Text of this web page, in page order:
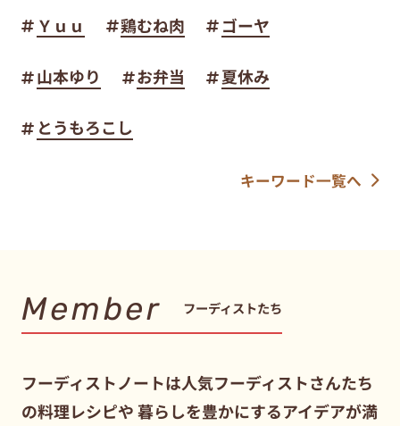
Ｙｕｕ 鶏むね肉 ゴーヤ
山本ゆり お弁当 夏休み
とうもろこし
キーワード一覧へ
Member フーディストたち
フーディストノートは人気フーディストさんたち
の料理レシピや暮らしを豊かにするアイデアが満